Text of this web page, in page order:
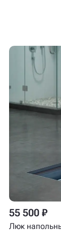
55 500 ₽
Люк